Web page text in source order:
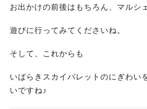
お出かけの前後はもちろん、マルシ
遊びに行ってみてくださいね。
そして、これからも
いばらきスカイパレットのにぎわい
いですね♪